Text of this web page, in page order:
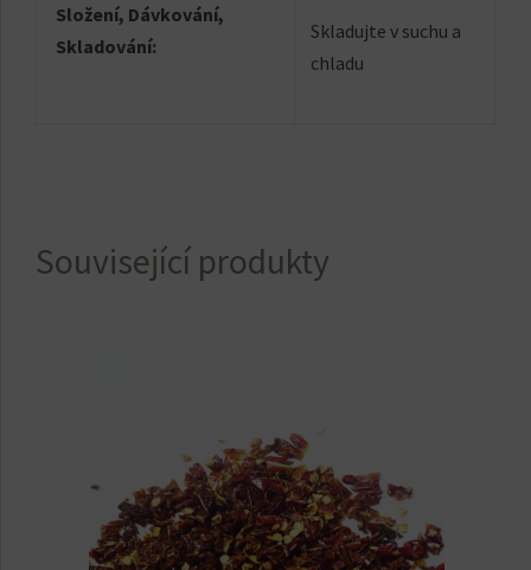
Složení, Dávkování,
Skladování:
Skladujte v suchu a
chladu
Související produkty